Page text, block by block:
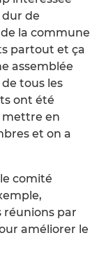
de
la commune
partout et ça
assemblée
tous les
ont été
mettre en
et on a
comité
réunions par
améliorer le